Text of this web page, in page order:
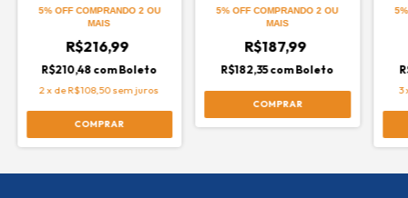
5% OFF COMPRANDO 2 OU
MAIS
R$216,99
R$210,48 comBoleto
2x deR$108,50sem juros
5% OFF COMPRANDO 2 OU
MAIS
R$187,99
R$182,35comBoleto
3